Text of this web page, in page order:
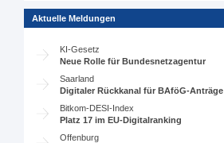
Aktuelle Meldungen
KI-Gesetz
Neue Rolle für Bundesnetzagentur
Saarland
Digitaler Rückkanal für BAföG-Anträge
Bitkom-DESI-Index
Platz 17 im EU-Digitalranking
Offenburg